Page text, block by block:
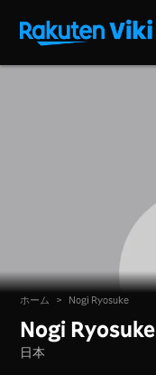
ホーム > Nogi Ryosuke
Nogi Ryosuke
日本